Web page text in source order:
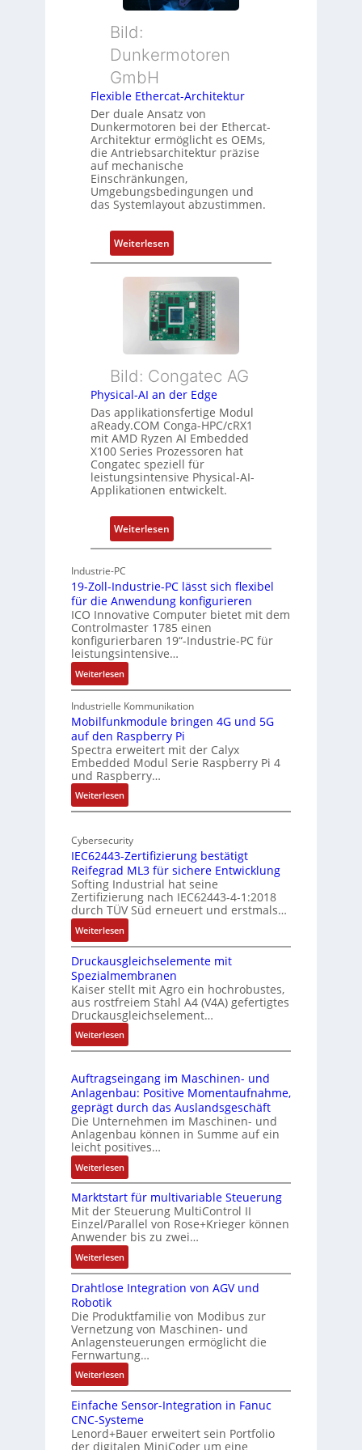
s
e
w
a
c
h
u
n
g
i
s
s
u
n
g
u
n
Z
u
s
t
a
n
d
ü
b
e
r
w
a
c
h
u
n
g
u
e
t
y
p
s
o
r
g
t
f
ü
r
m
e
h
r
i
s
t
u
n
g
Bild:
Dunkermotoren
GmbH
Flexible Ethercat-Architektur
Der duale Ansatz von
Dunkermotoren bei der Ethercat-
Architektur ermöglicht es OEMs,
die Antriebsarchitektur präzise
auf mechanische
Einschränkungen,
Umgebungsbedingungen und
das Systemlayout abzustimmen.
Weiterlesen:
F
l
e
x
i
b
e
E
t
h
e
r
c
a
t
-
A
c
h
i
t
e
r
Bild: Congatec AG
Physical-AI an der Edge
Das applikationsfertige Modul
aReady.COM Conga-HPC/cRX1
mit AMD Ryzen AI Embedded
X100 Series Prozessoren hat
Congatec speziell für
leistungsintensive Physical-AI-
Applikationen entwickelt.
Weiterlesen:
P
s
i
c
a
I
a
n
d
E
g
e
Industrie-PC
19-Zoll-Industrie-PC lässt sich flexibel
für die Anwendung konfigurieren
ICO Innovative Computer bietet mit dem
Controlmaster 1785 einen
konfigurierbaren 19“-Industrie-PC für
leistungsintensive…
Weiterlesen:
1
9
-
Z
o
l
l
-
I
d
u
t
r
i
e
-
P
C
l
ä
s
s
s
c
h
f
l
e
x
i
b
e
l
f
ü
r
i
e
A
n
w
e
n
d
u
Industrielle Kommunikation
Mobilfunkmodule bringen 4G und 5G
auf den Raspberry Pi
Spectra erweitert mit der Calyx
Embedded Modul Serie Raspberry Pi 4
und Raspberry…
Weiterlesen:
M
b
i
f
u
n
k
m
o
d
u
l
e
b
r
i
n
e
n
4
G
u
n
d
5
G
a
u
f
e
n
R
a
s
p
b
e
r
Cybersecurity
IEC62443-Zertifizierung bestätigt
Reifegrad ML3 für sichere Entwicklung
Softing Industrial hat seine
Zertifizierung nach IEC62443-4-1:2018
durch TÜV Süd erneuert und erstmals…
Weiterlesen:
I
E
C
6
2
4
4
3
Z
e
r
t
i
e
r
n
g
e
s
t
ä
t
i
g
t
R
Druckausgleichselemente mit
Spezialmembranen
Kaiser stellt mit Agro ein hochrobustes,
aus rostfreiem Stahl A4 (V4A) gefertigtes
Druckausgleichselement…
Weiterlesen:
D
u
c
k
a
u
s
g
l
e
i
c
h
s
e
m
e
n
t
e
m
i
t
Auftragseingang im Maschinen- und
Anlagenbau: Positive Momentaufnahme,
geprägt durch das Auslandsgeschäft
Die Unternehmen im Maschinen- und
Anlagenbau können in Summe auf ein
leicht positives…
Weiterlesen:
A
u
f
t
r
a
g
s
i
n
g
a
n
i
m
M
Marktstart für multivariable Steuerung
Mit der Steuerung MultiControl II
Einzel/Parallel von Rose+Krieger können
Anwender bis zu zwei…
Weiterlesen:
M
a
k
t
s
t
a
r
t
f
ü
Drahtlose Integration von AGV und
Robotik
Die Produktfamilie von Modibus zur
Vernetzung von Maschinen- und
Anlagensteuerungen ermöglicht die
Fernwartung…
Weiterlesen:
D
r
a
h
Einfache Sensor-Integration in Fanuc
CNC-Systeme
Lenord+Bauer erweitert sein Portfolio
der digitalen MiniCoder um eine